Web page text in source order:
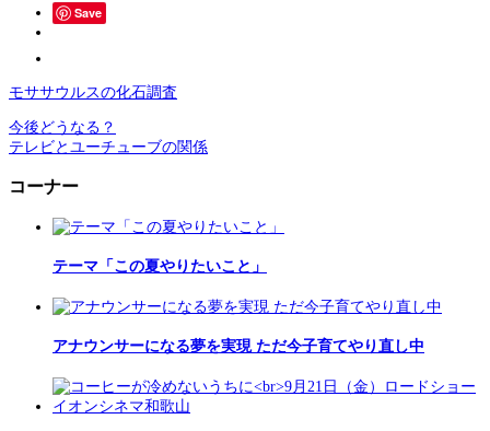
Save
モササウルスの化石調査
今後どうなる？
テレビとユーチューブの関係
コーナー
テーマ「この夏やりたいこと」
アナウンサーになる夢を実現 ただ今子育てやり直し中